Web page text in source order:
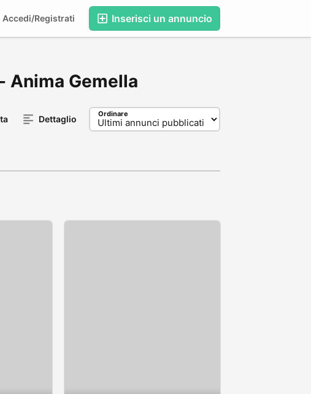
Inserisci un annuncio
Accedi/Registrati
Anima Gemella
Dettaglio Ordinare